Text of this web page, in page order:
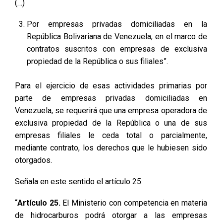
(…)
Por empresas privadas domiciliadas en la
República Bolivariana de Venezuela, en el marco de
contratos suscritos con empresas de exclusiva
propiedad de la República o sus filiales”.
Para el ejercicio de esas actividades primarias por
parte de empresas privadas domiciliadas en
Venezuela, se requerirá que una empresa operadora de
exclusiva propiedad de la República o una de sus
empresas filiales le ceda total o parcialmente,
mediante contrato, los derechos que le hubiesen sido
otorgados.
Señala en este sentido el artículo 25:
“Artículo 25.El Ministerio con competencia en materia
de hidrocarburos podrá otorgar a las empresas